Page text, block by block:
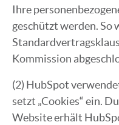
Ihre
geschützt werden. So
Kommission
(2) HubSpot
setzt „Cookies“ ein.
Website erhält